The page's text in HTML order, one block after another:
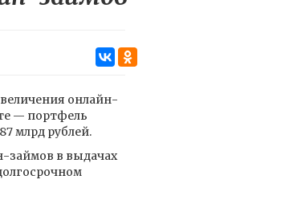
онлайн-
— портфель
млрд рублей.
займов в выдачах